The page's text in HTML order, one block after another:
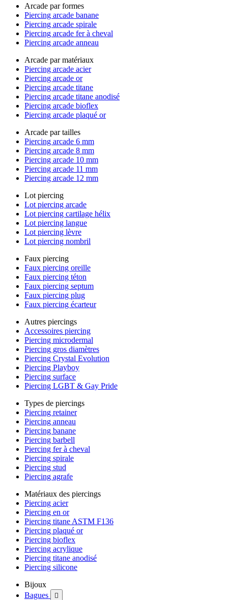
Arcade par formes
Piercing arcade banane
Piercing arcade spirale
Piercing arcade fer à cheval
Piercing arcade anneau
Arcade par matériaux
Piercing arcade acier
Piercing arcade or
Piercing arcade titane
Piercing arcade titane anodisé
Piercing arcade bioflex
Piercing arcade plaqué or
Arcade par tailles
Piercing arcade 6 mm
Piercing arcade 8 mm
Piercing arcade 10 mm
Piercing arcade 11 mm
Piercing arcade 12 mm
Lot piercing
Lot piercing arcade
Lot piercing cartilage hélix
Lot piercing langue
Lot piercing lèvre
Lot piercing nombril
Faux piercing
Faux piercing oreille
Faux piercing téton
Faux piercing septum
Faux piercing plug
Faux piercing écarteur
Autres piercings
Accessoires piercing
Piercing microdermal
Piercing gros diamètres
Piercing Crystal Evolution
Piercing Playboy
Piercing surface
Piercing LGBT & Gay Pride
Types de piercings
Piercing retainer
Piercing anneau
Piercing banane
Piercing barbell
Piercing fer à cheval
Piercing spirale
Piercing stud
Piercing agrafe
Matériaux des piercings
Piercing acier
Piercing en or
Piercing titane ASTM F136
Piercing plaqué or
Piercing bioflex
Piercing acrylique
Piercing titane anodisé
Piercing silicone
Bijoux
Bagues
